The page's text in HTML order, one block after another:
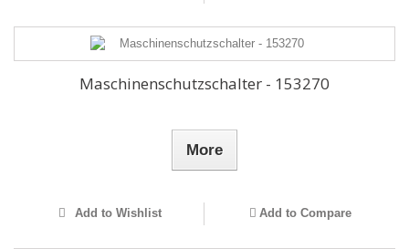
Maschinenschutzschalter - 153270
More
Add to Wishlist Add to Compare